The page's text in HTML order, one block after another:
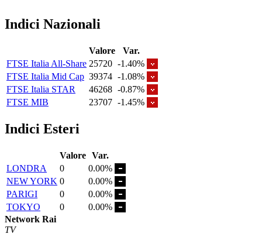
Indici Nazionali
Valore
Var.
FTSE Italia All-Share 25720 -1.40%
FTSE Italia Mid Cap 39374 -1.08%
FTSE Italia STAR
46268 -0.87%
FTSE MIB
23707 -1.45%
Indici Esteri
Valore Var.
LONDRA
0
0.00%
NEW YORK 0
0.00%
PARIGI
0
0.00%
TOKYO
0
0.00%
Network Rai
TV